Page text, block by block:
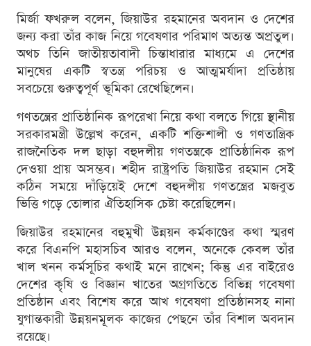
মির্জা ফখরুল বলেন, জিয়াউর রহমানের অবদান ও দেশের
জন্য করা তাঁর কাজ নিয়ে গবেষণার পরিমাণ অত্যন্ত অপ্রতুল।
অথচ তিনি জাতীয়তাবাদী চিন্তাধারার মাধ্যমে এ দেশের
মানুষের একটি স্বতন্ত্র পরিচয় ও আত্মমর্যাদা প্রতিষ্ঠায়
সবচেয়ে গুরুত্বপূর্ণ ভূমিকা রেখেছিলেন।
গণতন্ত্রের প্রাতিষ্ঠানিক রূপরেখা নিয়ে কথা বলতে গিয়ে স্থানীয়
সরকারমন্ত্রী উল্লেখ করেন, একটি শক্তিশালী ও গণতান্ত্রিক
রাজনৈতিক দল ছাড়া বহুদলীয় গণতন্ত্রকে প্রাতিষ্ঠানিক রূপ
দেওয়া প্রায় অসম্ভব। শহীদ রাষ্ট্রপতি জিয়াউর রহমান সেই
কঠিন সময়ে দাঁড়িয়েই দেশে বহুদলীয় গণতন্ত্রের মজবুত
ভিত্তি গড়ে তোলার ঐতিহাসিক চেষ্টা করেছিলেন।
জিয়াউর রহমানের বহুমুখী উন্নয়ন কর্মকাণ্ডের কথা স্মরণ
করে বিএনপি মহাসচিব আরও বলেন, অনেকে কেবল তাঁর
খাল খনন কর্মসূচির কথাই মনে রাখেন; কিন্তু এর বাইরেও
দেশের কৃষি ও বিজ্ঞান খাতের অগ্রগতিতে বিভিন্ন গবেষণা
প্রতিষ্ঠান এবং বিশেষ করে আখ গবেষণা প্রতিষ্ঠানসহ নানা
যুগান্তকারী উন্নয়নমূলক কাজের পেছনে তাঁর বিশাল অবদান
রয়েছে।